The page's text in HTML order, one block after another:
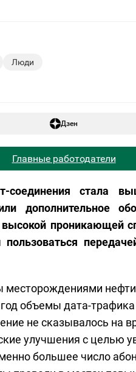
Люди
Дзен
Главные работодатели
стала
дополнительное
высокой проникающей
месторождениями
объемы дата-
не сказывалось на
улучшения с целью
большее число